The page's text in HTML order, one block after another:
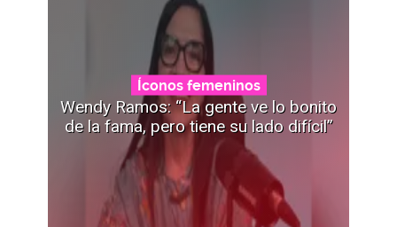
Íconos femeninos
Wendy Ramos: “La gente ve lo bonito
de la fama, pero tiene su lado difícil”